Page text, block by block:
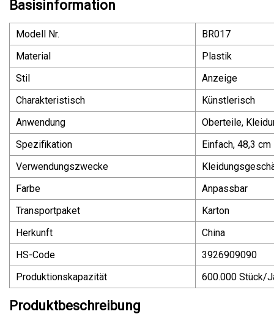
Basisinformation
Modell Nr.
BR017
Material
Plastik
Stil
Anzeige
Charakteristisch
Künstlerisch
Anwendung
Oberteile,
Spezifikation
Einfach, 48,3 cm
Verwendungszwecke
Farbe
Anpassbar
Transportpaket
Karton
Herkunft
China
HS-Code
3926909090
Produktionskapazität
600.000 Stück/
Produktbeschreibung